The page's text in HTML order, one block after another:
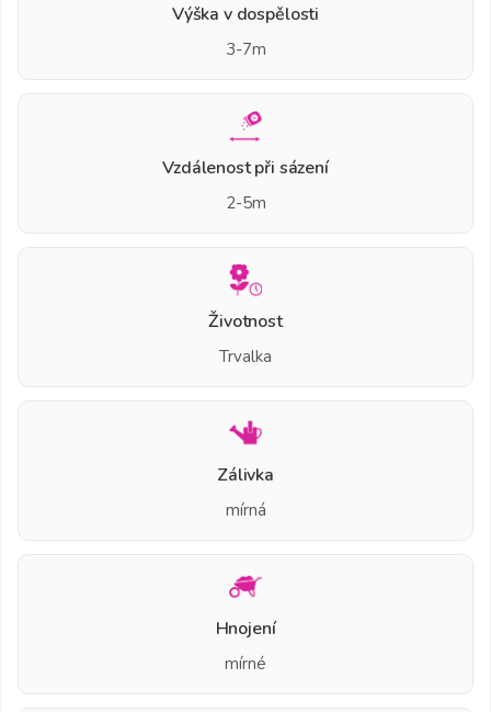
Výška v dospělosti
3-7m
Vzdálenost při sázení
2-5m
Životnost
Trvalka
Zálivka
mírná
Hnojení
mírné